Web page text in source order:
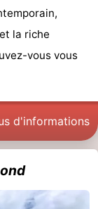
la riche
vous vous
d'informations